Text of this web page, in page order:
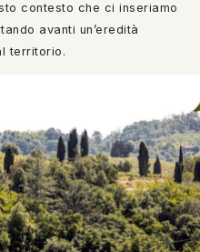
contesto che ci inseriamo
avanti un’eredità
territorio.